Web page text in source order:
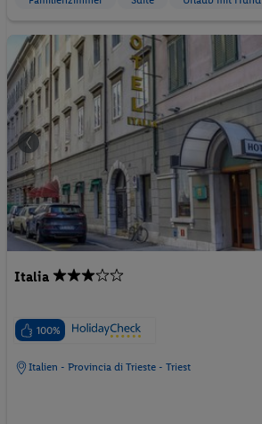
Italia
100%
Italien - Provincia di Trieste - Triest